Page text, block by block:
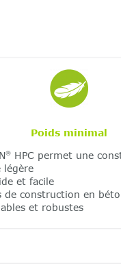
Poids minimal
®HPC permet une
légère
et facile
de construction en
et robustes